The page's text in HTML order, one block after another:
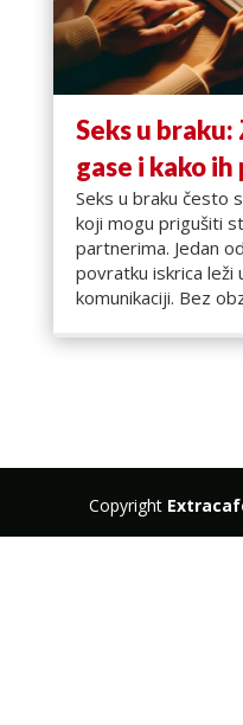
Seks u
gase i kako
Seks u braku često
koji mogu prigušiti
partnerima. Jedan
povratku iskrica
komunikaciji. Bez
Copyright